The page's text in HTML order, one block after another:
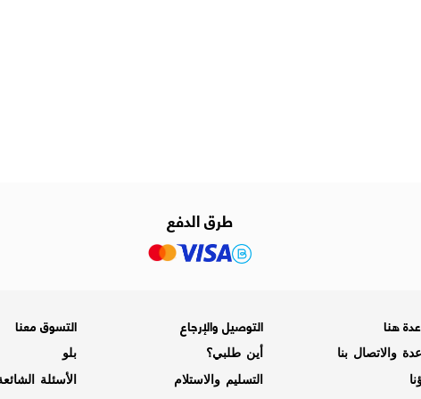
طرق الدفع
هنا
والاتصال بنا
التوصيل والإرجاع
أين طلبي؟
التسليم والاستلام
التسوق معنا
بلو
الأسئلة